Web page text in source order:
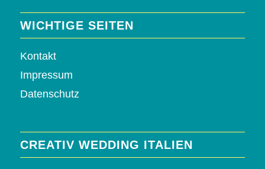
WICHTIGE SEITEN
Kontakt
Impressum
Datenschutz
CREATIV WEDDING ITALIEN